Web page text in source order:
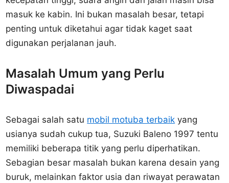
masuk ke kabin. Ini bukan masalah besar, tetapi
penting untuk diketahui agar tidak kaget saat
digunakan perjalanan jauh.
Masalah Umum yang Perlu
Diwaspadai
Sebagai salah satu mobil motuba terbaik yang
usianya sudah cukup tua, Suzuki Baleno 1997 tentu
memiliki beberapa titik yang perlu diperhatikan.
Sebagian besar masalah bukan karena desain yang
buruk, melainkan faktor usia dan riwayat perawatan